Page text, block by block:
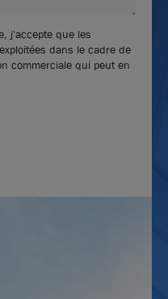
j'accepte que les
dans le cadre de
commerciale qui peut en